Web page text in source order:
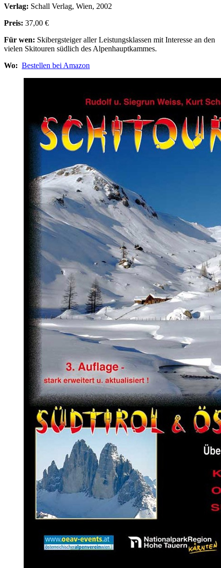
Verlag: Schall Verlag, Wien, 2002
Preis: 37,00 €
Für wen: Skibergsteiger aller Leistungsklassen mit Interesse an den
vielen Skitouren südlich des Alpenhauptkammes.
Wo: Bestellen bei Amazon